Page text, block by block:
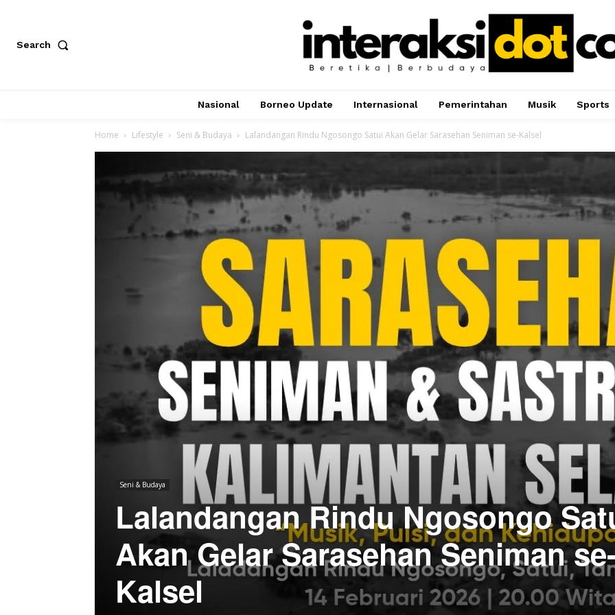
Search
Nasional Borneo Update Internasional Pemerintahan Musik Sports
Home Lifestyle Seni & Budaya Lalandangan Rindu Ngosongo Satui Akan Gelar Sarasehan Seniman se-Kalsel
Seni & Budaya
Lalandangan Rindu Ngosongo
Akan Gelar Sarasehan Seniman
Kalsel